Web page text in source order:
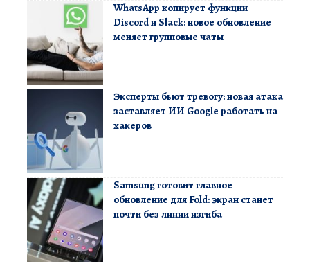
WhatsApp копирует функции
Discord и Slack: новое обновление
меняет групповые чаты
Эксперты бьют тревогу: новая атака
заставляет ИИ Google работать на
хакеров
Samsung готовит главное
обновление для Fold: экран станет
почти без линии изгиба